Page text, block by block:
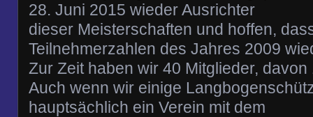
28. Juni 2015 wieder Ausrichter
dieser Meisterschaften und hoffen,
Teilnehmerzahlen des Jahres 2009
Zur Zeit haben wir 40 Mitglieder,
Auch wenn wir einige
hauptsächlich ein Verein mit dem